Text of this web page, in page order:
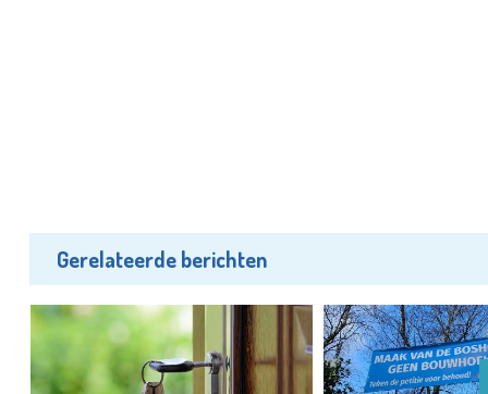
Gerelateerde berichten